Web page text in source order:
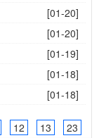
[01-20]
[01-20]
[01-19]
[01-18]
[01-18]
12 13
23